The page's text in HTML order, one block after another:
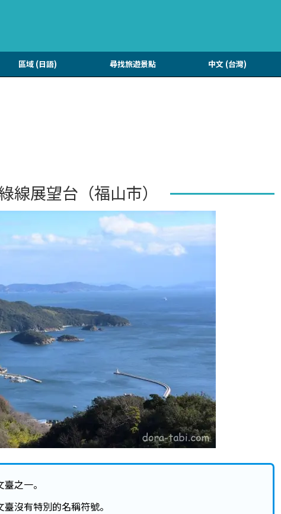
區域 (日語) 尋找旅遊景點 中文 (台灣)
線展望台（福山市）
之一。
沒有特別的名稱符號。